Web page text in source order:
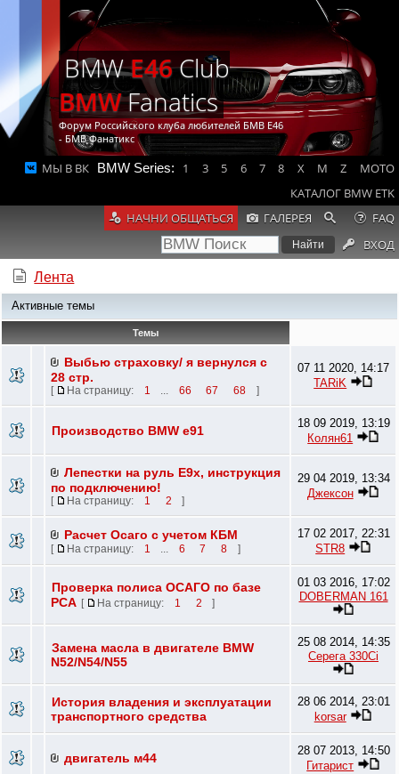
BMWE46Club
BMWFanatics
Форум Российского клуба любителей БМВ Е46
- БМВ Фанатикс
МЫ В ВК BMW Series: 1 3 5 6 7 8 X M Z
MOTO
КАТАЛОГ BMW ETK
НАЧНИ ОБЩАТЬСЯ
ГАЛЕРЕЯ
FAQ
ВХОД
Лента
Активные темы
Темы
Выбью страховку/ я вернулся с
28 стр.
[ На страницу: 1 ... 66 67 68 ]
07 11 2020, 14:17
TARiK
Производство BMW e91
18 09 2019, 13:19
Колян61
Лепестки на руль E9х, инструкция
по подключению!
[ На страницу: 1 2 ]
29 04 2019, 13:34
Джексон
Расчет Осаго с учетом КБМ
[ На страницу: 1 ... 6 7 8 ]
17 02 2017, 22:31
STR8
Проверка полиса ОСАГО по базе
РСА [ На страницу: 1 2 ]
01 03 2016, 17:02
DOBERMAN 161
Замена масла в двигателе BMW
N52/N54/N55
25 08 2014, 14:35
Серега 330Ci
История владения и эксплуатации
транспортного средства
28 06 2014, 23:01
korsar
двигатель м44
28 07 2013, 14:50
Гитарист